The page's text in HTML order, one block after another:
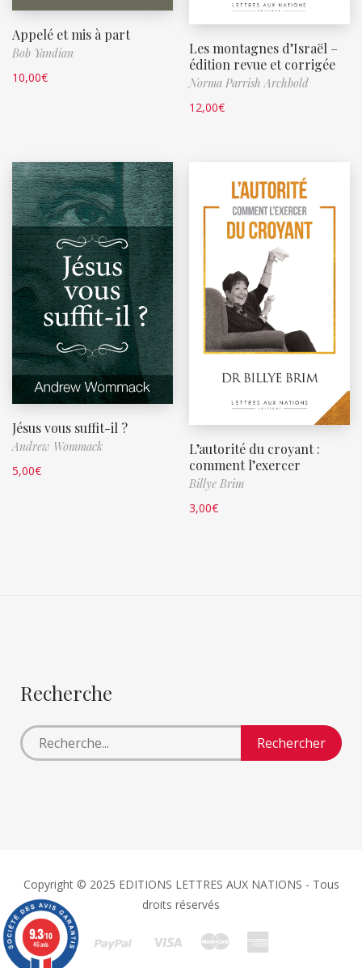
Appelé et mis à part
Bob Yandian
10,00€
Les montagnes d’Israël –
édition revue et corrigée
Norma Parrish Archbold
12,00€
Jésus vous suffit-il ?
Andrew Wommack
5,00€
L’autorité du croyant :
comment l’exercer
Billye Brim
3,00€
Recherche
Copyright © 2025 EDITIONS LETTRES AUX NATIONS - Tous
droits réservés
9.3/10
46 avis